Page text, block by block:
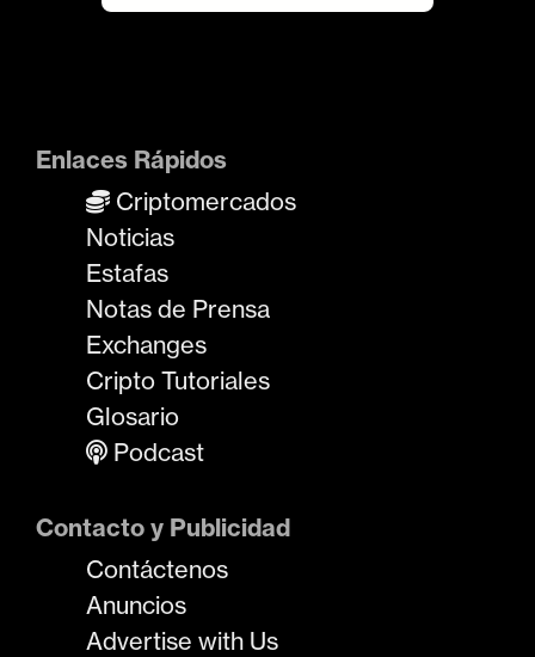
Enlaces Rápidos
Criptomercados
Noticias
Estafas
Notas de Prensa
Exchanges
Cripto Tutoriales
Glosario
Podcast
Contacto y Publicidad
Contáctenos
Anuncios
Advertise with Us